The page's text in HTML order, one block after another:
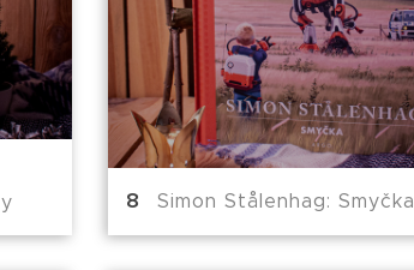
Simon Stålenhag: Smyčka